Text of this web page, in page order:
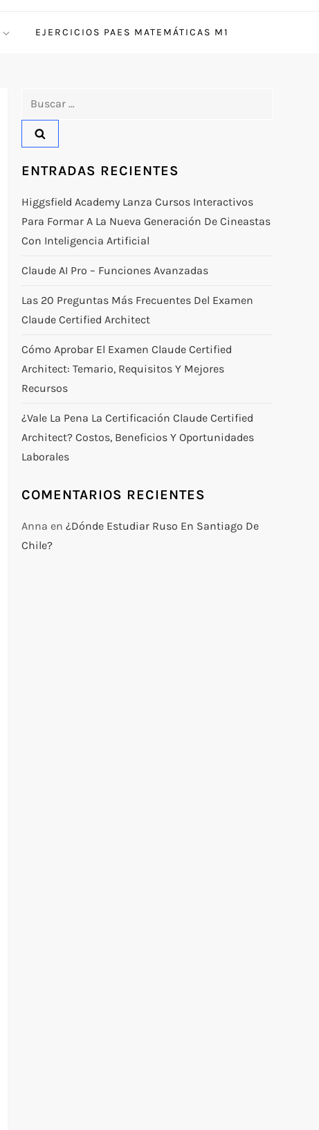
EJERCICIOS PAES MATEMÁTICAS M1
ENTRADAS RECIENTES
Higgsfield Academy Lanza Cursos Interactivos
Para Formar A La Nueva Generación De Cineastas
Con Inteligencia Artificial
Claude AI Pro – Funciones Avanzadas
Las 20 Preguntas Más Frecuentes Del Examen
Claude Certified Architect
Cómo Aprobar El Examen Claude Certified
Architect: Temario, Requisitos Y Mejores
Recursos
¿Vale La Pena La Certificación Claude Certified
Architect? Costos, Beneficios Y Oportunidades
Laborales
COMENTARIOS RECIENTES
Anna en ¿Dónde Estudiar Ruso En Santiago De
Chile?